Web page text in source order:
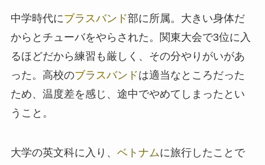
中学時代にブラスバンド部に所属。大きい身体だ
からとチューバをやらされた。関東大会で3位に入
るほどだから練習も厳しく、その分やりがいがあ
った。高校のブラスバンドは適当なところだった
ため、温度差を感じ、途中でやめてしまったとい
うこと。
大学の英文科に入り、 ベトナムに旅行したことで